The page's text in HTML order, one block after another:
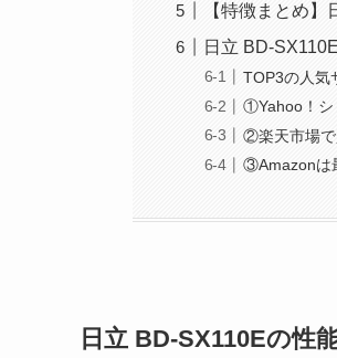
【特徴まとめ
日立 BD-
TOP3の人気
①Yahoo！シ
②楽天市場で
③Amazonは
日立 BD-SX110Eの性